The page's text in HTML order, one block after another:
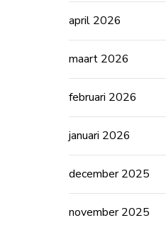
april 2026
maart 2026
februari 2026
januari 2026
december 2025
november 2025